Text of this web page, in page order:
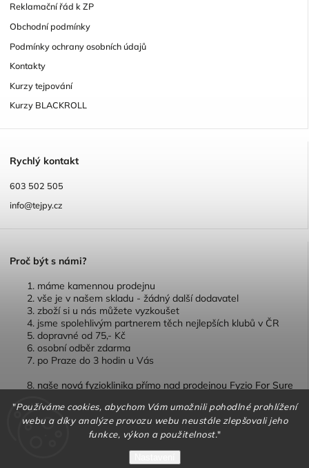
"Používáme cookies, abychom Vám umožnili pohodlné prohlížení
webu a díky analýze provozu webu neustále zlepšovali jeho
funkce, výkon a použitelnost."
Reklamační řád k ZP
Obchodní podmínky
Podmínky ochrany osobních údajů
Kontakty
Kurzy tejpování
Kurzy BLACKROLL
Rychlý kontakt
603 502 505
info@tejpy.cz
Proč být s námi?
máme kamennou prodejnu
vše je v našem skladu - žádný další dodavatel
zboží si u nás můžete vyzkoušet
jsme spolehlivým partnerem těch nejlepších klubů v ČR
dopravné od 75,- Kč
osobní odběr zdarma
po Praze do 3 hodin u Vás
naše nová fyzioklinika přímo nad prodejnou Fyzio For Sure